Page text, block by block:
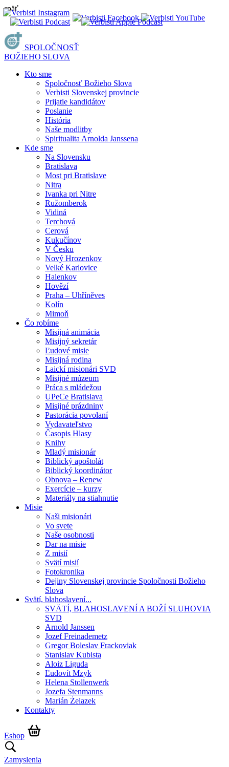
späť
SPOLOČNOSŤ
BOŽIEHO SLOVA
Kto sme
Spoločnosť Božieho Slova
Verbisti Slovenskej provincie
Prijatie kandidátov
Poslanie
História
Naše modlitby
Spiritualita Arnolda Janssena
Kde sme
Na Slovensku
Bratislava
Most pri Bratislave
Nitra
Ivanka pri Nitre
Ružomberok
Vidiná
Terchová
Cerová
Kukučínov
V Česku
Nový Hrozenkov
Velké Karlovice
Halenkov
Hovězí
Praha – Uhříněves
Kolín
Mimoň
Čo robíme
Misijná animácia
Misijný sekretár
Ľudové misie
Misijná rodina
Laickí misionári SVD
Misijné múzeum
Práca s mládežou
UPeCe Bratislava
Misijné prázdniny
Pastorácia povolaní
Vydavateľstvo
Časopis Hlasy
Knihy
Mladý misionár
Biblický apoštolát
Biblický koordinátor
Obnova – Renew
Exercície – kurzy
Materiály na stiahnutie
Misie
Naši misionári
Vo svete
Naše osobnosti
Dar na misie
Z misií
Svätí misií
Fotokronika
Dejiny Slovenskej provincie Spoločnosti Božieho
Slova
Svätí, blahoslavení...
SVÄTÍ, BLAHOSLAVENÍ A BOŽÍ SLUHOVIA
SVD
Arnold Janssen
Jozef Freinademetz
Gregor Boleslav Frackoviak
Stanislav Kubista
Aloiz Liguda
Ľudovít Mzyk
Helena Stollenwerk
Jozefa Stenmanns
Marián Żelazek
Kontakty
Eshop
Zamyslenia